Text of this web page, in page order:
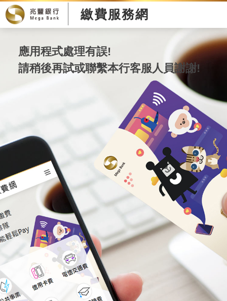
繳費服務網
應用程式處理有誤!
請稍後再試或聯繫本行客服人員謝謝!